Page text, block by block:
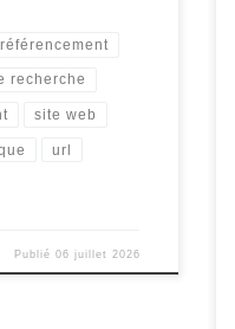
référencement
recherche
site web
url
Publié 06 juillet 2026